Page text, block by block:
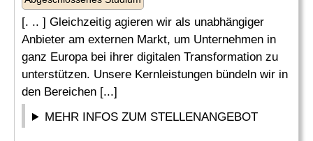
[. .. ] Gleichzeitig agieren wir als unabhängiger
Anbieter am externen Markt, um Unternehmen in
ganz Europa bei ihrer digitalen Transformation zu
unterstützen. Unsere Kernleistungen bündeln wir in
den Bereichen [...]
MEHR INFOS ZUM STELLENANGEBOT